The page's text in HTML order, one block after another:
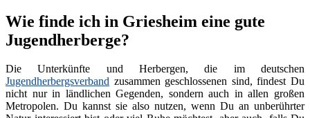
Wie finde ich in Griesheim eine gute
Jugendherberge?
Die Unterkünfte und Herbergen, die im deutschen
Jugendherbergsverband zusammen geschlossenen sind, findest Du
nicht nur in ländlichen Gegenden, sondern auch in allen großen
Metropolen. Du kannst sie also nutzen, wenn Du an unberührter